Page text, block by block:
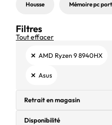
Housse Mémoire pc
Filtres
Tout effacer
× AMD Ryzen 9 8940HX
× Asus
Retrait en magasin
Disponibilité